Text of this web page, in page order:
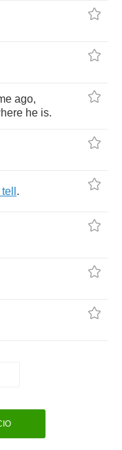
ago,
he is.
tell .